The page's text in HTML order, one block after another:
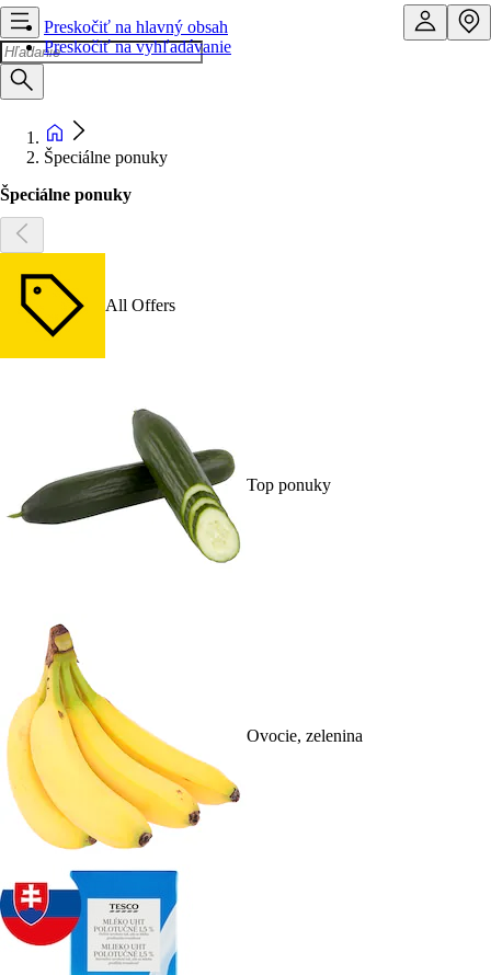
Preskočiť na hlavný obsah
Preskočiť na vyhľadávanie
Špeciálne ponuky
Špeciálne ponuky
All Offers
Top ponuky
Ovocie, zelenina